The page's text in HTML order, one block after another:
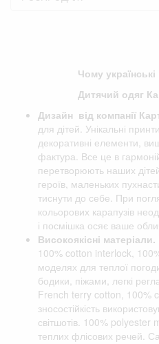
Чому
Дитячий одяг
Дизайн від компанії
для дітей. Унікальні
декоративні елементи,
фактура. Все це в
перетворюють наших
героїв, маленьких
тиснути до себе. При
кольорових карапузів
і посмішка осяє ваше
Високоякісні матеріали.
100% cotton interlock,
моделях для теплої
бодики, піжами, легкі
French terry cotton, 100%
зносостійкість
світшотів. 100% polyester
теплих флісових речей.